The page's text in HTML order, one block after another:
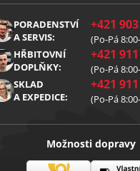
údajů
PORADENSTVÍ
A SERVIS:
+421
(Po-Pá
HŘBITOVNÍ
DOPLŇKY:
+421
(Po-Pá
SKLAD
A EXPEDICE:
+421
(Po-Pá
Možnosti dopravy